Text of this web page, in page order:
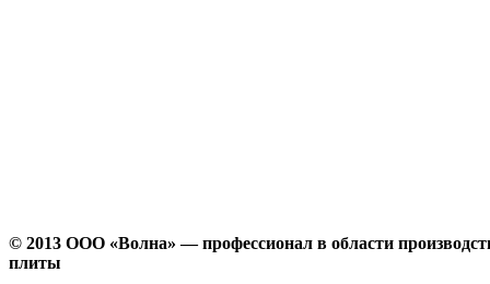
© 2013 ООО «Волна» — профессионал в области
плиты